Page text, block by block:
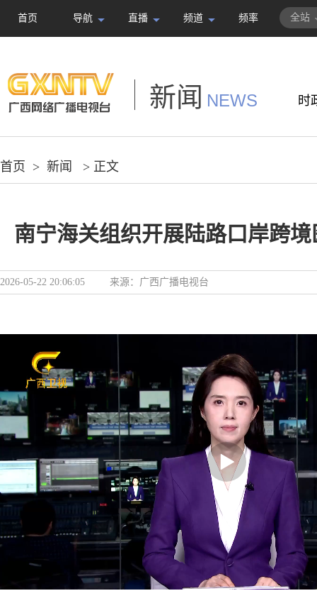
首页 导航 直播 频道 频率 全站
新闻 NEWS 时
首页 > 新闻 > 正文
南宁海关组织开展陆路口岸跨
2026-05-22 20:06:05 来源： 广西广播电视台